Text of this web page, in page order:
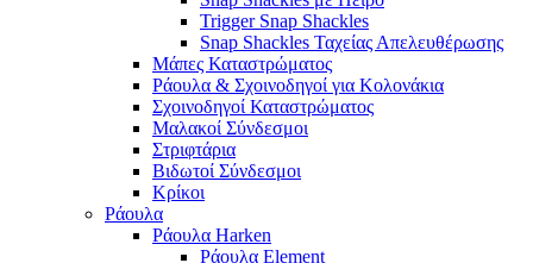
Trigger Snap Shackles
Snap Shackles Ταχείας Απελευθέρωσης
Μάπες Καταστρώματος
Ράουλα & Σχοινοδηγοί για Κολονάκια
Σχοινοδηγοί Καταστρώματος
Μαλακοί Σύνδεσμοι
Στριφτάρια
Βιδωτοί Σύνδεσμοι
Κρίκοι
Ράουλα
Ράουλα Harken
Ράουλα Element